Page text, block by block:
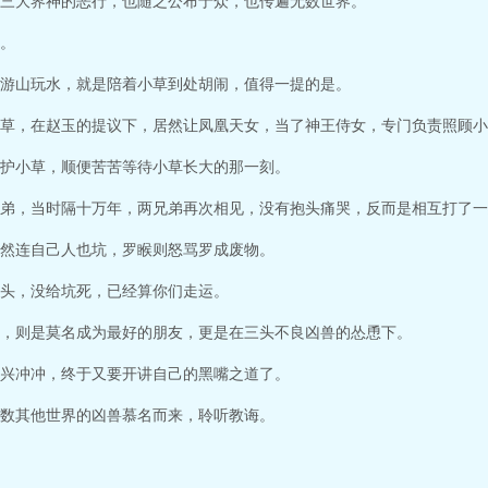
山玩水，就是陪着小草到处胡闹，值得一提的是。
，在赵玉的提议下，居然让凤凰天女，当了神王侍女，专门负责照顾小
小草，顺便苦苦等待小草长大的那一刻。
，当时隔十万年，两兄弟再次相见，没有抱头痛哭，反而是相互打了一
连自己人也坑，罗睺则怒骂罗成废物。
，没给坑死，已经算你们走运。
则是莫名成为最好的朋友，更是在三头不良凶兽的怂恿下。
冲冲，终于又要开讲自己的黑嘴之道了。
其他世界的凶兽慕名而来，聆听教诲。